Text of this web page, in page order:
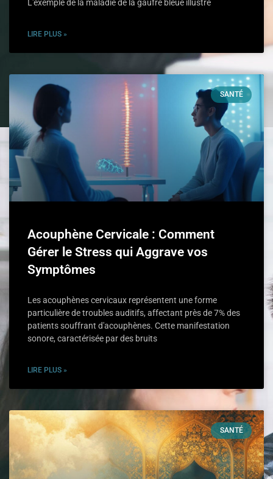
L'exemple de la maladie de la gaufre bleue illustre
LIRE PLUS »
SANTÉ
Acouphène Cervicale : Comment
Gérer le Stress qui Aggrave vos
Symptômes
Les acouphènes cervicaux représentent une forme
particulière de troubles auditifs, affectant près de 7% des
patients souffrant d'acouphènes. Cette manifestation
sonore, caractérisée par des bruits
LIRE PLUS »
SANTÉ